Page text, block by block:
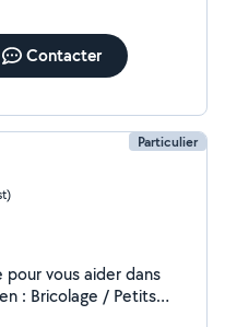
Contacter
Particulier
vous aider dans
: Bricolage / Petits